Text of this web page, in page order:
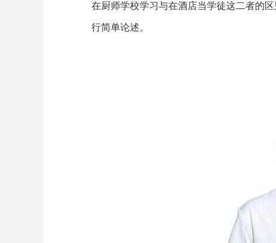
在厨师学校学习与在酒店当学徒这二者的
行简单论述。